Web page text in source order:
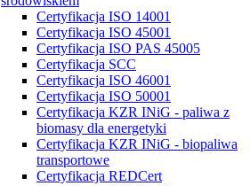
Certyfikacja ISO 14001
Certyfikacja ISO 45001
Certyfikacja ISO PAS 45005
Certyfikacja SCC
Certyfikacja ISO 46001
Certyfikacja ISO 50001
Certyfikacja KZR INiG - paliwa z
biomasy dla energetyki
Certyfikacja KZR INiG - biopaliwa
transportowe
Certyfikacja REDCert